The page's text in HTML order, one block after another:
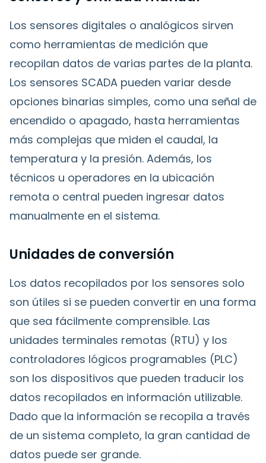
Los sensores digitales o analógicos sirven
como herramientas de medición que
recopilan datos de varias partes de la planta.
Los sensores SCADA pueden variar desde
opciones binarias simples, como una señal de
encendido o apagado, hasta herramientas
más complejas que miden el caudal, la
temperatura y la presión. Además, los
técnicos u operadores en la ubicación
remota o central pueden ingresar datos
manualmente en el sistema.
Unidades de conversión
Los datos recopilados por los sensores solo
son útiles si se pueden convertir en una forma
que sea fácilmente comprensible. Las
unidades terminales remotas (RTU) y los
controladores lógicos programables (PLC)
son los dispositivos que pueden traducir los
datos recopilados en información utilizable.
Dado que la información se recopila a través
de un sistema completo, la gran cantidad de
datos puede ser grande.